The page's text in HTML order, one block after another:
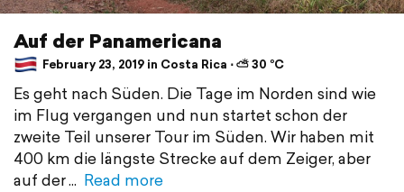
Auf der Panamericana
February 23, 2019 in Costa Rica ⋅ ⛅ 30 °C
Es geht nach Süden. Die Tage im Norden sind wie
im Flug vergangen und nun startet schon der
zweite Teil unserer Tour im Süden. Wir haben mit
400 km die längste Strecke auf dem Zeiger, aber
auf der
Read more